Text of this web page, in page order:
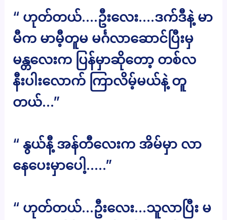
“ ဟုတ်တယ်….ဦးလေး….ဒက်ဒီနဲ့ မာ
မီက မာမီ့တူမ မင်္ဂလာဆောင်ပြီးမှ
မန္တလေးက ပြန်မှာဆိုတော့ တစ်လ
နီးပါးလောက် ကြာလိမ့်မယ်နဲ့ တူ
တယ်…”
“ နွယ်နီ့ အန်တီလေးက အိမ်မှာ လာ
နေပေးမှာပေါ့…..”
“ ဟုတ်တယ်…ဦးလေး…သူလာပြီး မ